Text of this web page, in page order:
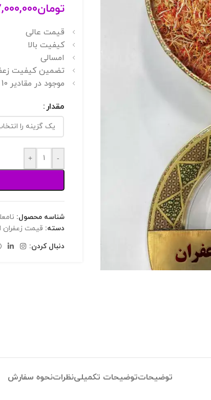
تومان
قیمت عالی
کیفیت بالا
امسالی
تضمین کیفیت
موجود در مقادیر 10 گرم، 25 گرم، 50 گرم، 100 گرم، 250 گرم، 500 گرم و یک کیلو
مقدار
-
+
شناسه محصول:
دسته: قیمت زعفران
دنبال کردن:
توضیحاتتوضیحات تکمیلینظراتنحوه سفارش